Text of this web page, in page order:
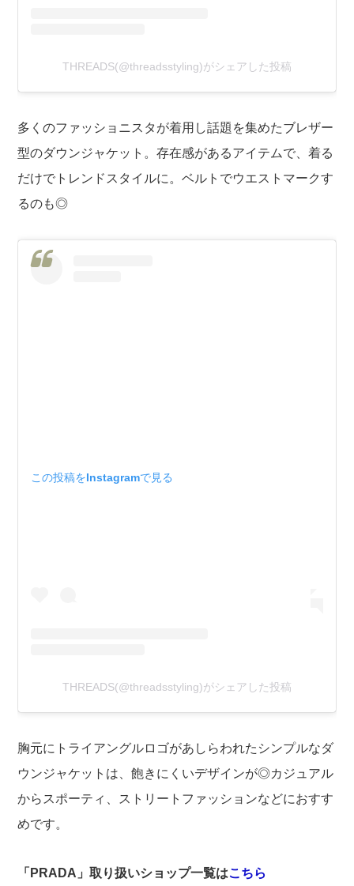
THREADS(@threadsstyling)がシェアした投稿
多くのファッショニスタが着用し話題を集めたブレザー
型のダウンジャケット。存在感があるアイテムで、着る
だけでトレンドスタイルに。ベルトでウエストマークす
るのも◎
この投稿をInstagramで見る
THREADS(@threadsstyling)がシェアした投稿
胸元にトライアングルロゴがあしらわれたシンプルなダ
ウンジャケットは、飽きにくいデザインが◎カジュアル
からスポーティ、ストリートファッションなどにおすす
めです。
「PRADA」取り扱いショップ一覧はこちら